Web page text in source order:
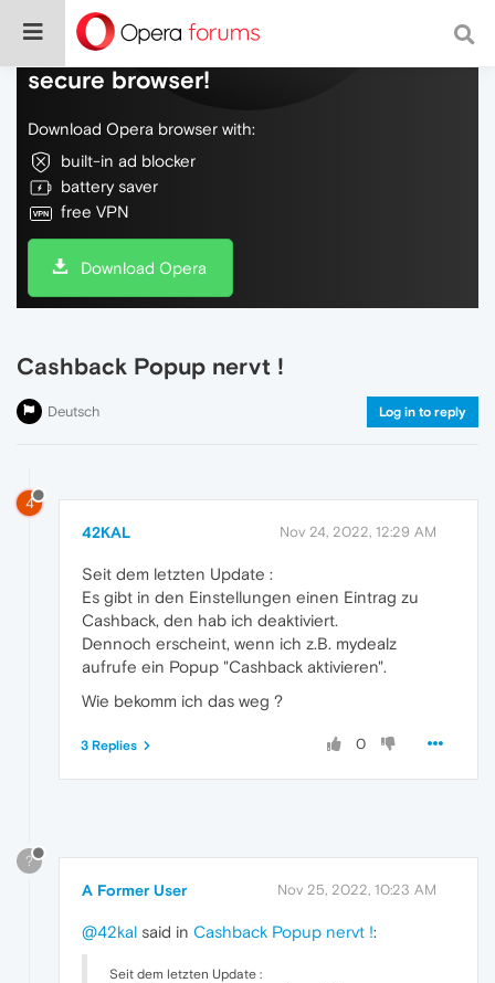
Do more on the web, with a fast and
secure browser!
Download Opera browser with:
built-in ad blocker
battery saver
free VPN
Download Opera
Cashback Popup nervt !
Deutsch Log in to reply
4
42KAL Nov 24, 2022, 12:29 AM
Seit dem letzten Update :
Es gibt in den Einstellungen einen Eintrag zu
Cashback, den hab ich deaktiviert.
Dennoch erscheint, wenn ich z.B. mydealz
aufrufe ein Popup "Cashback aktivieren".
Wie bekomm ich das weg ?
0
3 Replies
?
A Former User Nov 25, 2022, 10:23 AM
@42kal said in Cashback Popup nervt !:
Seit dem letzten Update :